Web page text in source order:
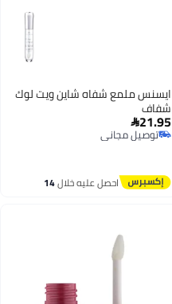
ايسنس ملمع شفاه شاين ويت لوك
شفاف
21.95
توصيل مجاني
توصيل مجاني
احصل عليه خلال14